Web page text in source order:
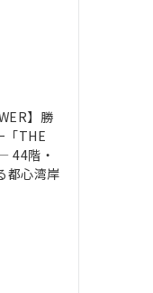
】勝
「THE
44階・
都心湾岸